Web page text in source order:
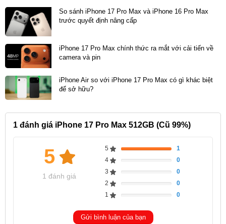
So sánh iPhone 17 Pro Max và iPhone 16 Pro Max
trước quyết định nâng cấp
iPhone 17 Pro Max chính thức ra mắt với cải tiến về
camera và pin
iPhone Air so với iPhone 17 Pro Max có gì khác biệt
để sở hữu?
1 đánh giá iPhone 17 Pro Max 512GB (Cũ 99%)
5
1 đánh giá
5
100%
1
4
0
3
0
2
0
1
0
Gửi bình luận của bạn